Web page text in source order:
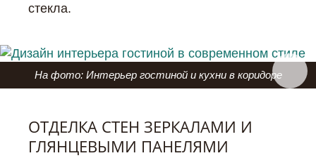
стекла.
На фото: Интерьер гостиной и кухни в коридоре
ОТДЕЛКА СТЕН ЗЕРКАЛАМИ И
ГЛЯНЦЕВЫМИ ПАНЕЛЯМИ